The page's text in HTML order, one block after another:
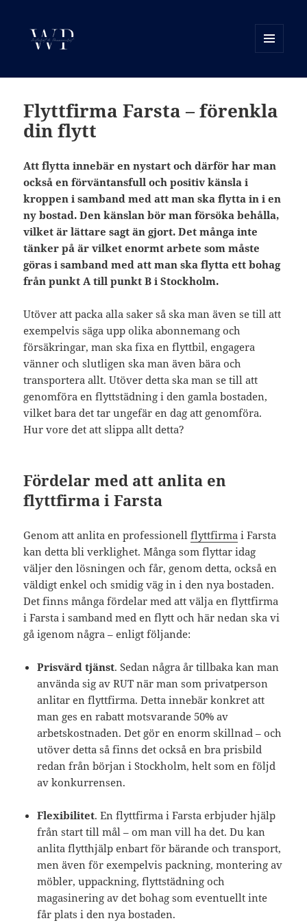
WIDGETS
Flyttfirma Farsta – förenkla
din flytt
Att flytta innebär en nystart och därför har man
också en förväntansfull och positiv känsla i
kroppen i samband med att man ska flytta in i en
ny bostad. Den känslan bör man försöka behålla,
vilket är lättare sagt än gjort. Det många inte
tänker på är vilket enormt arbete som måste
göras i samband med att man ska flytta ett bohag
från punkt A till punkt B i Stockholm.
Utöver att packa alla saker så ska man även se till att
exempelvis säga upp olika abonnemang och
försäkringar, man ska fixa en flyttbil, engagera
vänner och slutligen ska man även bära och
transportera allt. Utöver detta ska man se till att
genomföra en flyttstädning i den gamla bostaden,
vilket bara det tar ungefär en dag att genomföra.
Hur vore det att slippa allt detta?
Fördelar med att anlita en
flyttfirma i Farsta
Genom att anlita en professionellflyttfirma i Farsta
kan detta bli verklighet. Många som flyttar idag
väljer den lösningen och får, genom detta, också en
väldigt enkel och smidig väg in i den nya bostaden.
Det finns många fördelar med att välja en flyttfirma
i Farsta i samband med en flytt och här nedan ska vi
gå igenom några – enligt följande:
Prisvärd tjänst. Sedan några år tillbaka kan man
använda sig av RUT när man som privatperson
anlitar en flyttfirma. Detta innebär konkret att
man ges en rabatt motsvarande 50% av
arbetskostnaden. Det gör en enorm skillnad – och
utöver detta så finns det också en bra prisbild
redan från början i Stockholm, helt som en följd
av konkurrensen.
Flexibilitet. En flyttfirma i Farsta erbjuder hjälp
från start till mål – om man vill ha det. Du kan
anlita flytthjälp enbart för bärande och transport,
men även för exempelvis packning, montering av
möbler, uppackning, flyttstädning och
magasinering av det bohag som eventuellt inte
får plats i den nya bostaden.